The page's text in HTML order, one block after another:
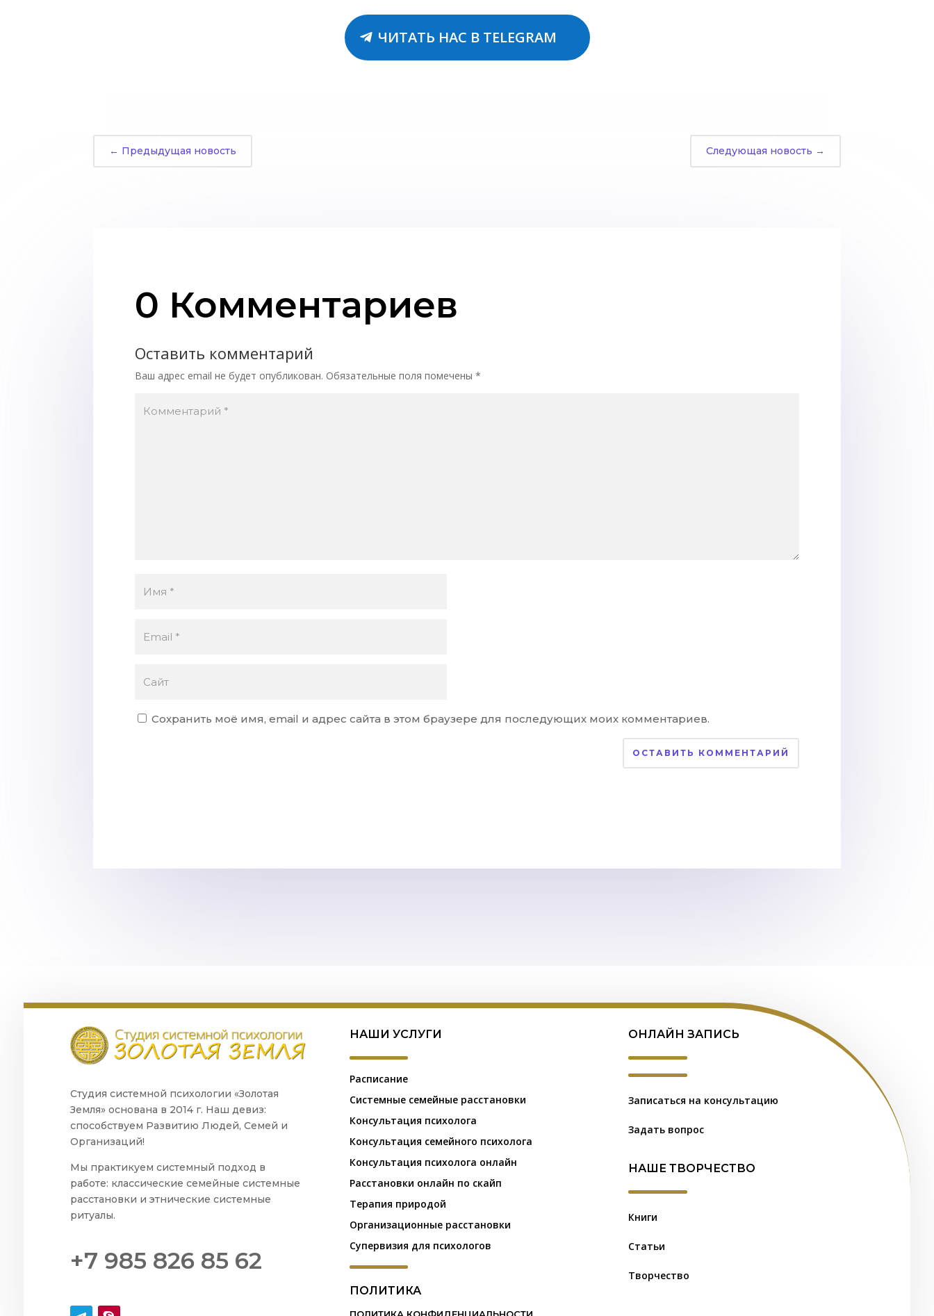
ЧИТАТЬ НАС В TELEGRAM
← Предыдущая новость Следующая новость →
0 Комментариев
Оставить комментарий
Ваш адрес email не будет опубликован. Обязательные поля помечены*
Сохранить моё имя, email и адрес сайта в этом браузере для последующих моих комментариев.
ОСТАВИТЬ КОММЕНТАРИЙ
Студия системной психологии «Золотая
Земля» основана в 2014 г. Наш девиз:
способствуем Развитию Людей, Семей и
Организаций!
Мы практикуем системный подход в
работе: классические семейные системные
расстановки и этнические системные
ритуалы.
+7 985 826 85 62
НАШИ УСЛУГИ
Расписание
Системные семейные расстановки
Консультация психолога
Консультация семейного психолога
Консультация психолога онлайн
Расстановки онлайн по скайп
Терапия природой
Организационные расстановки
Супервизия для психологов
ПОЛИТИКА
ОНЛАЙН ЗАПИСЬ
Записаться на консультацию
Задать вопрос
НАШЕ ТВОРЧЕСТВО
Книги
Статьи
Творчество